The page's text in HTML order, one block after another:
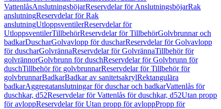
VattenlåsAnslutningsböjarReservdelar för AnslutningsböjarRak
anslutningReservdelar för Rak
anslutningUtloppsventilerReservdelar för
UtloppsventilerTillbehörReservdelar för TillbehörGolvbrunnar och
badkarDuscharGolvavlopp för duscharReservdelar för Golvavlopp
för duscharGolvrännaReservdelar för GolvrännaTillbehör för
golvrännorGolvbrunn för duschReservdelar för Golvbrunn för
duschTillbehör för golvbrunnarReservdelar för Tillbehör för
golvbrunnarBadkarBadkar av sanitetsakrylRektangulära
badkarAggregatanslutningar för duschar och badkarVattenlås för
duschkar, d52Reservdelar för Vattenlås för duschkar, d52Utan propp
för avloppReservdelar för Utan propp för avloppPropp för